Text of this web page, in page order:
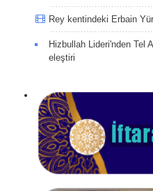
Rey kentindeki Erbain
Hizbullah Lideri'nden Tel
eleştiri